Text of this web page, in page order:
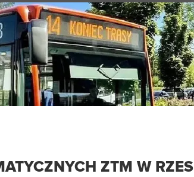
STRONA
GŁÓWNA
ZTM W